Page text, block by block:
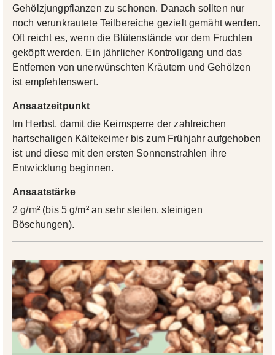
Gehölzjungpflanzen zu schonen. Danach sollten nur
noch verunkrautete Teilbereiche gezielt gemäht werden.
Oft reicht es, wenn die Blütenstände vor dem Fruchten
geköpft werden. Ein jährlicher Kontrollgang und das
Entfernen von unerwünschten Kräutern und Gehölzen
ist empfehlenswert.
Ansaatzeitpunkt
Im Herbst, damit die Keimsperre der zahlreichen
hartschaligen Kältekeimer bis zum Frühjahr aufgehoben
ist und diese mit den ersten Sonnenstrahlen ihre
Entwicklung beginnen.
Ansaatstärke
2 g/m² (bis 5 g/m² an sehr steilen, steinigen
Böschungen).